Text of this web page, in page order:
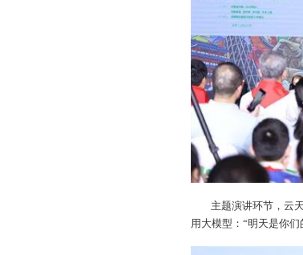
主题演讲环节，云
用大模型：“明天是你们